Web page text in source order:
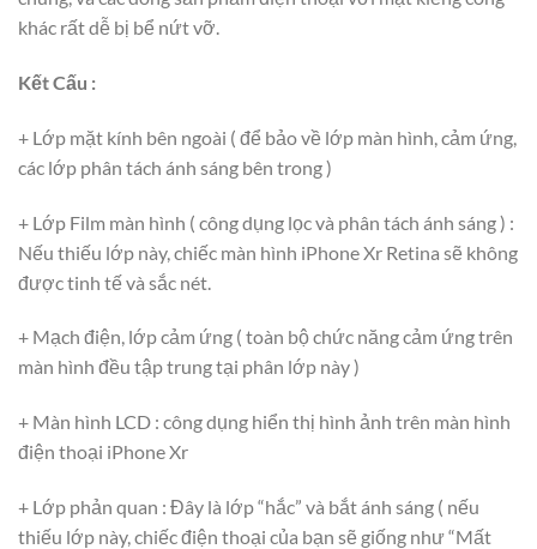
khác rất dễ bị bể nứt vỡ.
Kết Cấu :
+ Lớp mặt kính bên ngoài ( để bảo về lớp màn hình, cảm ứng,
các lớp phân tách ánh sáng bên trong )
+ Lớp Film màn hình ( công dụng lọc và phân tách ánh sáng ) :
Nếu thiếu lớp này, chiếc màn hình iPhone Xr Retina sẽ không
được tinh tế và sắc nét.
+ Mạch điện, lớp cảm ứng ( toàn bộ chức năng cảm ứng trên
màn hình đều tập trung tại phân lớp này )
+ Màn hình LCD : công dụng hiển thị hình ảnh trên màn hình
điện thoại iPhone Xr
+ Lớp phản quan : Đây là lớp “hắc” và bắt ánh sáng ( nếu
thiếu lớp này, chiếc điện thoại của bạn sẽ giống như “Mất